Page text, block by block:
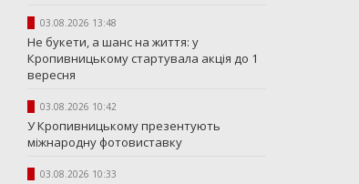
03.08.2026 13:48
Не букети, а шанс на життя: у
Кропивницькому стартувала акція до 1
вересня
03.08.2026 10:42
У Кропивницькому презентують
міжнародну фотовиставку
03.08.2026 10:33